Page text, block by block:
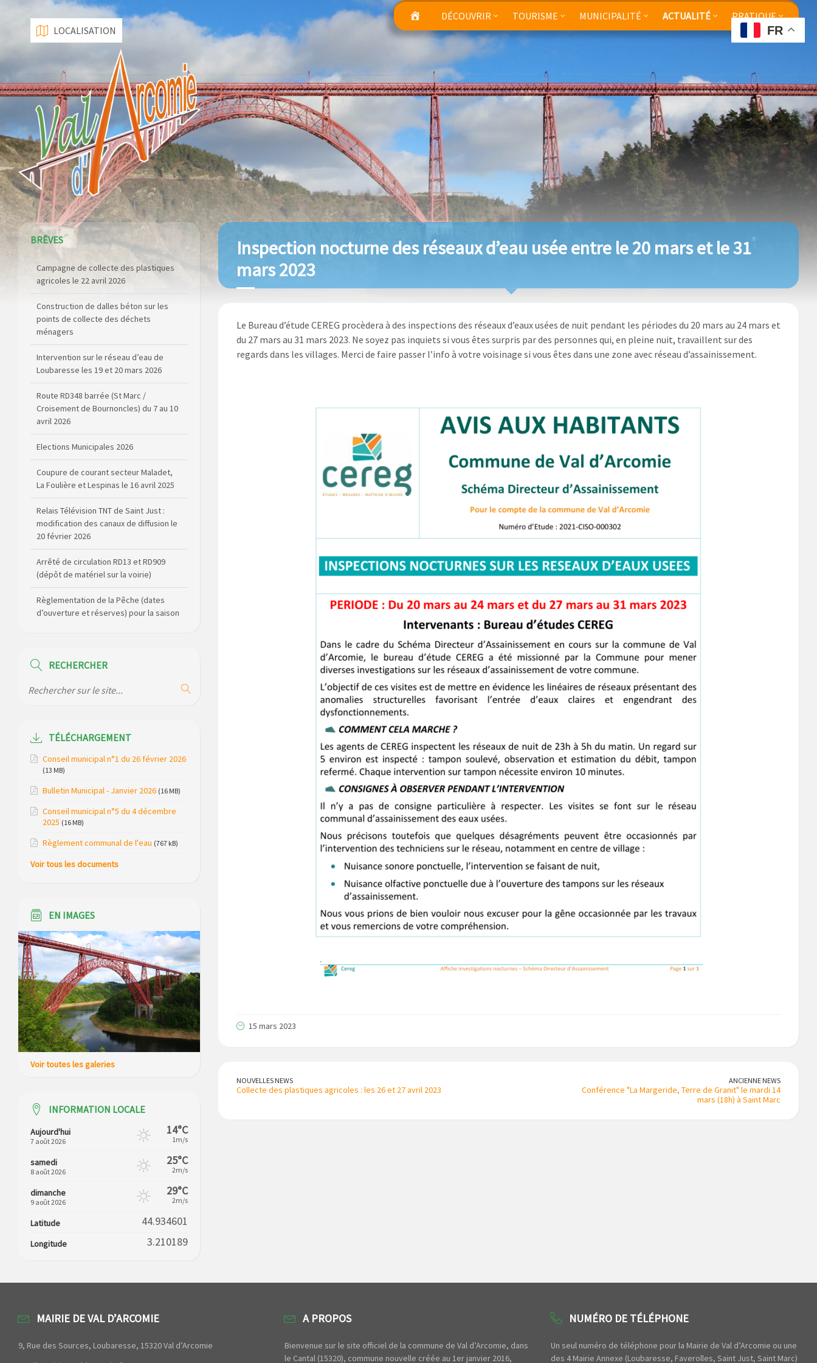
DÉCOUVRIR TOURISME MUNICIPALITÉ ACTUALITÉ
PRATIQUE
LOCALISATION
Inspection nocturne des réseaux d’eau usée entre le 20 mars et le 31
mars 2023
Le Bureau d’étude CEREG procèdera à des inspections des réseaux d’eaux usées de nuit pendant les périodes du 20 mars au 24 mars et
du 27 mars au 31 mars 2023. Ne soyez pas inquiets si vous êtes surpris par des personnes qui, en pleine nuit, travaillent sur des
regards dans les villages. Merci de faire passer l’info à votre voisinage si vous êtes dans une zone avec réseau d’assainissement.
15 mars 2023
NOUVELLES NEWS
Collecte des plastiques agricoles : les 26 et 27 avril 2023
ANCIENNE NEWS
Conférence "La Margeride, Terre de Granit" le mardi 14
mars (18h) à Saint Marc
BRÊVES
Campagne de collecte des plastiques
agricoles le 22 avril 2026
Construction de dalles béton sur les
points de collecte des déchets
ménagers
Intervention sur le réseau d’eau de
Loubaresse les 19 et 20 mars 2026
Route RD348 barrée (St Marc /
Croisement de Bournoncles) du 7 au 10
avril 2026
Elections Municipales 2026
Coupure de courant secteur Maladet,
La Foulière et Lespinas le 16 avril 2025
Relais Télévision TNT de Saint Just :
modification des canaux de diffusion le
20 février 2026
Arrêté de circulation RD13 et RD909
(dépôt de matériel sur la voirie)
Règlementation de la Pêche (dates
d’ouverture et réserves) pour la saison
Communauté Janvier à Juin
Modification des horaires (et lieux) pour
les permanences de la gendarmerie
Maison des services de Ruynes en
avril 2026
Modification de gestion du camping de
chalets et sa piscine
conseil municipal à Loubaresse le
vendredi 20 mars 2026
Campagne de collecte des plastiques
agricoles le 22 avril 2026
RECHERCHER
TÉLÉCHARGEMENT
Conseil municipal n°1 du 26 février 2026
(13 MB)
Bulletin Municipal - Janvier 2026 (16 MB)
Conseil municipal n°5 du 4 décembre
2025 (16 MB)
Règlement communal de l'eau (767 kB)
Voir tous les documents
EN IMAGES
Voir toutes les galeries
INFORMATION LOCALE
Aujourd'hui
7 août 2026
14°C
1m/s
samedi
8 août 2026
25°C
2m/s
dimanche
9 août 2026
29°C
2m/s
Latitude 44.934601
Longitude 3.210189
MAIRIE DE VAL D’ARCOMIE
9, Rue des Sources, Loubaresse, 15320 Val d’Arcomie
A PROPOS
Bienvenue sur le site officiel de la commune de Val d’Arcomie, dans
le Cantal (15320), commune nouvelle créée au 1er janvier 2016,
NUMÉRO DE TÉLÉPHONE
Un seul numéro de téléphone pour la Mairie de Val d’Arcomie ou une
des 4 Mairie Annexe (Loubaresse, Faverolles, Saint Just, Saint Marc)
FR